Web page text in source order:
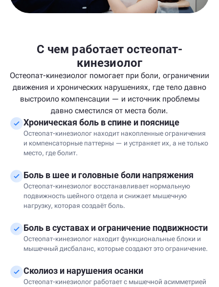
С чем работает остеопат-
кинезиолог
Остеопат-кинезиолог помогает при боли, ограничении
движения и хронических нарушениях, где тело давно
выстроило компенсации — и источник проблемы
давно сместился от места боли.
Хроническая боль в спине и пояснице
Остеопат-кинезиолог находит накопленные ограничения
и компенсаторные паттерны — и устраняет их, а не только
место, где болит.
Боль в шее и головные боли напряжения
Остеопат-кинезиолог восстанавливает нормальную
подвижность шейного отдела и снижает мышечную
нагрузку, которая создаёт боль.
Боль в суставах и ограничение подвижности
Остеопат-кинезиолог находит функциональные блоки и
мышечный дисбаланс, которые создают это ограничение.
Сколиоз и нарушения осанки
Остеопат-кинезиолог работает с мышечной асимметрией